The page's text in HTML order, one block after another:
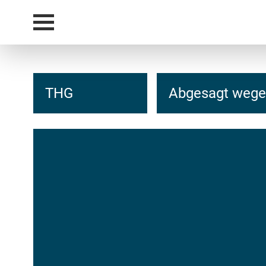
THG Abgesagt